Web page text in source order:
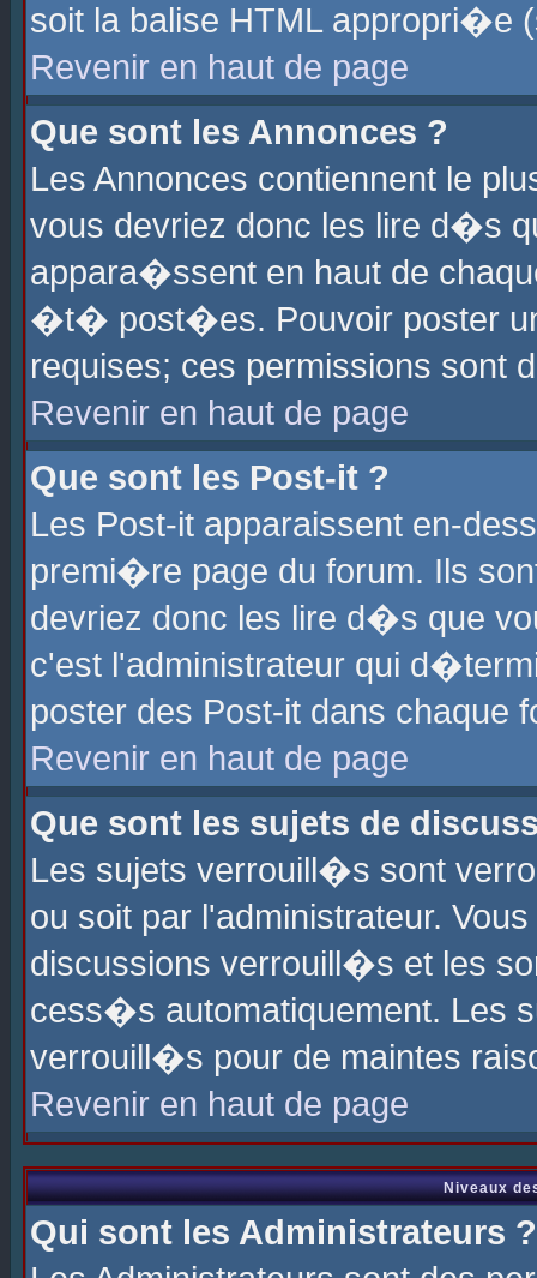
soit la balise HTML
Revenir en haut de page
Que sont les Annonces ?
Les Annonces contiennent le
vous devriez donc les lire d�s
appara�ssent en haut de
�t� post�es. Pouvoir poster
requises; ces permissions sont
Revenir en haut de page
Que sont les Post-it ?
Les Post-it apparaissent en-
premi�re page du forum. Ils
devriez donc les lire d�s que
c'est l'administrateur qui
poster des Post-it dans chaque
Revenir en haut de page
Que sont les sujets de
Les sujets verrouill�s sont
ou soit par l'administrateur.
discussions verrouill�s et les
cess�s automatiquement. Les
verrouill�s pour de maintes
Revenir en haut de page
Niveaux
Qui sont les Administrateurs ?